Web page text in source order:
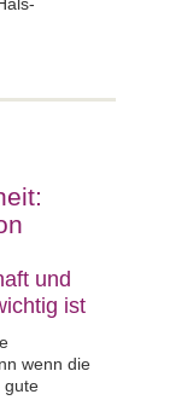
und
ist
wenn die
gute